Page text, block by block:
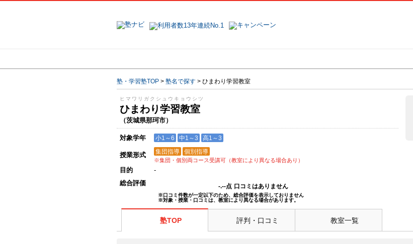
塾・学習塾TOP > 塾名で探す > ひまわり学習教室
ヒマワリガクシュウキョウシツ
ひまわり学習教室
（茨城県那珂市）
対象学年 小1～6 中1～3 高1～3
授業形式 集団指導 個別指導
※集団・個別両コース受講可（教室により異なる場合あり）
目的
-
総合評価
-.--点 口コミはありません
※口コミ件数が一定以下のため、総合評価を表示しておりません
※対象・授業・口コミは、教室により異なる場合があります。
塾TOP 評判・口コミ 教室一覧